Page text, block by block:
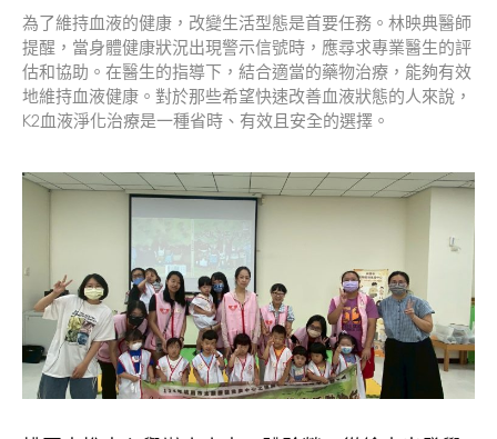
為了維持血液的健康，改變生活型態是首要任務。林映典醫師
提醒，當身體健康狀況出現警示信號時，應尋求專業醫生的評
估和協助。在醫生的指導下，結合適當的藥物治療，能夠有效
地維持血液健康。對於那些希望快速改善血液狀態的人來說，
K2血液淨化治療是一種省時、有效且安全的選擇。